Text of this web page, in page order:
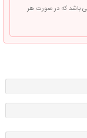
باشد که در صورت هر